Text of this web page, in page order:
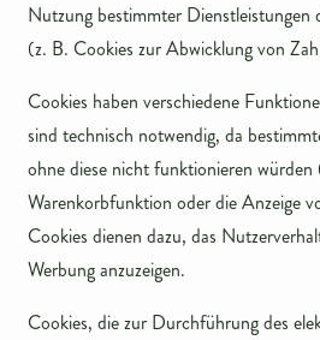
Nutzung bestimmter Dienstleistungen
(z. B. Cookies zur Abwicklung von
Cookies haben verschiedene
sind technisch notwendig, da
ohne diese nicht funktionieren würden
Warenkorbfunktion oder die Anzeige
Cookies dienen dazu, das
Werbung anzuzeigen.
Cookies, die zur Durchführung des